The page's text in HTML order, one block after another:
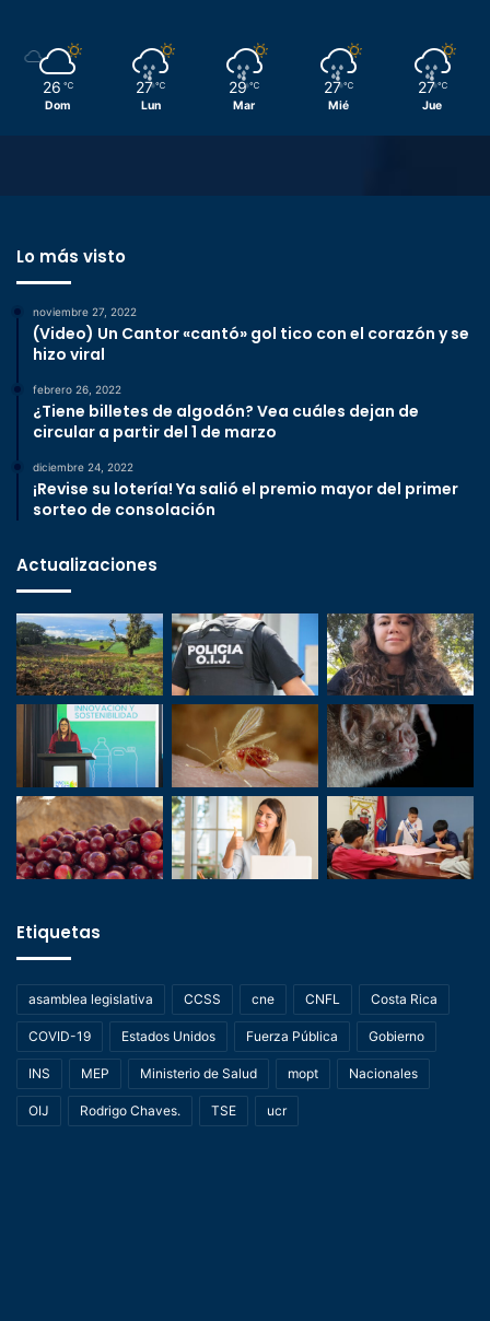
26 ℃
Dom
27 ℃
Lun
29 ℃
Mar
27 ℃
Mié
27 ℃
Jue
Lo más visto
noviembre 27, 2022
(Video) Un Cantor «cantó» gol tico con el corazón y se
hizo viral
febrero 26, 2022
¿Tiene billetes de algodón? Vea cuáles dejan de
circular a partir del 1 de marzo
diciembre 24, 2022
¡Revise su lotería! Ya salió el premio mayor del primer
sorteo de consolación
Actualizaciones
Etiquetas
asamblea legislativa CCSS cne CNFL Costa Rica
COVID-19 Estados Unidos Fuerza Pública Gobierno
INS MEP Ministerio de Salud mopt Nacionales
OIJ Rodrigo Chaves. TSE ucr